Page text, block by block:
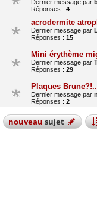
Dernier message par
Réponses : 4
acrodermite
Dernier message par
Réponses : 15
Mini érythème
Dernier message par
Réponses : 29
Plaques
Dernier message par
Réponses : 2
nouveausujet